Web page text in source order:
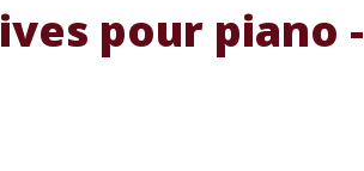
pour piano -